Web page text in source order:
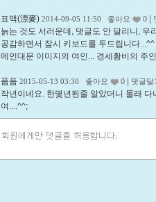
표맥(漂麥) 2014-09-05 11:50 좋아요 0
늙는 것도 서러운데, 댓글도 안 달리니, 우
공감하면서 잠시 키보드를 두드립니다...^^
메인대문 이미지의 여인... 경세황비의 주
풉풉 2015-05-13 03:30 좋아요 0 댓글달
작년이네요. 한몇년된줄 알았더니 몰래
여....^^;